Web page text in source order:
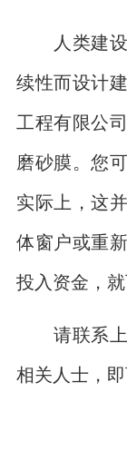
人类建设
续性而设计
工程有限公
磨砂膜。您
实际上，这
体窗户或重
投入资金，
请联系上
相关人士，